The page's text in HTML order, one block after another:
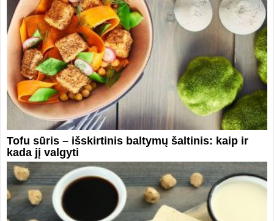
Tofu sūris – išskirtinis baltymų šaltinis: kaip ir
kada jį valgyti